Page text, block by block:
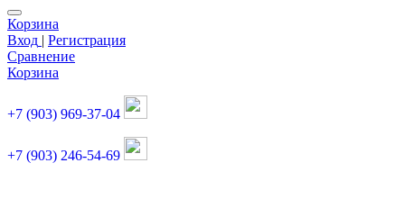
Корзина
Вход | Регистрация
Сравнение
Корзина
+7 (903) 969-37-04
+7 (903) 246-54-69